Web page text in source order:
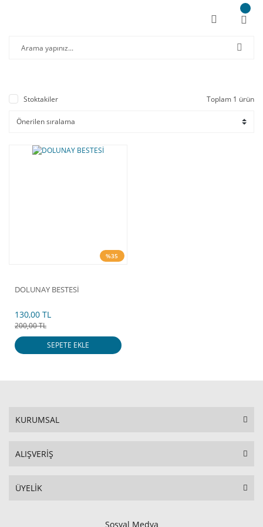
Stoktakiler Toplam 1 ürün
%35
DOLUNAY BESTESİ
130,00 TL
200,00 TL
SEPETE EKLE
KURUMSAL
ALIŞVERİŞ
ÜYELİK
Sosyal Medya